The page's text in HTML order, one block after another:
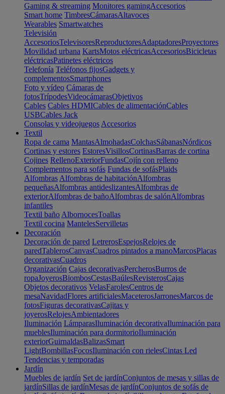
Gaming & streaming Monitores gamingAccesorios
Smart home TimbresCámarasAltavoces
Wearables Smartwatches
Televisión
AccesoriosTelevisoresReproductoresAdaptadoresProyectores
Movilidad urbana KartsMotos eléctricasAccesoriosBicicletas
eléctricasPatinetes eléctricos
Telefonía Teléfonos fijosGadgets y
complementosSmartphones
Foto y vídeo Cámaras de
fotosTrípodesVideocámarasObjetivos
Cables Cables HDMICables de alimentaciónCables
USBCables Jack
Consolas y videojuegos Accesorios
Textil
Ropa de cama MantasAlmohadasColchasSábanasNórdicos
Cortinas y estores EstoresVisillosCortinasBarras de cortina
Cojines RellenoExteriorFundasCojín con relleno
Complementos para sofás Fundas de sofásPlaids
Alfombras Alfombras de habitaciónAlfombras
pequeñasAlfombras antideslizantesAlfombras de
exteriorAlfombras de bañoAlfombras de salónAlfombras
infantiles
Textil baño AlbornocesToallas
Textil cocina MantelesServilletas
Decoración
Decoración de pared LetrerosEspejosRelojes de
paredTablerosCanvasCuadros pintados a manoMarcosPlacas
decorativasCuadros
Organización Cajas decorativasPercherosBurros de
ropaJoyerosBiombosCestasBaúlesRevisterosCajas
Objetos decorativos VelasFarolesCentros de
mesaNavidadFlores artificialesMaceterosJarronesMarcos de
fotosFiguras decorativasCajitas y
joyerosRelojesAmbientadores
Iluminación LámparasIluminación decorativaIluminación para
mueblesIluminación para dormitorioIluminación
exteriorGuirnaldasBalizasSmart
LightBombillasFocosIluminación con rielesCintas Led
Tendencias y temporadas
Jardín
Muebles de jardín Set de jardínConjuntos de mesas y sillas de
jardínSillas de jardínMesas de jardínConjuntos de sofás de